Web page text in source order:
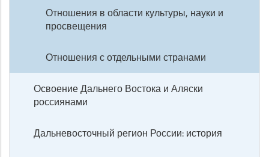
Отношения в области культуры, науки и
просвещения
Отношения с отдельными странами
Освоение Дальнего Востока и Аляски
россиянами
Дальневосточный регион России: история